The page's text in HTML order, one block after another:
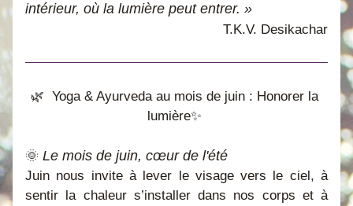
intérieur, où la lumière peut entrer. »
T.K.V. Desikachar
🌿 Yoga & Ayurveda au mois de juin : Honorer la
lumière✨
🌞 Le mois de juin, cœur de l'été
Juin nous invite à lever le visage vers le ciel, à
sentir la chaleur s’installer dans nos corps et à